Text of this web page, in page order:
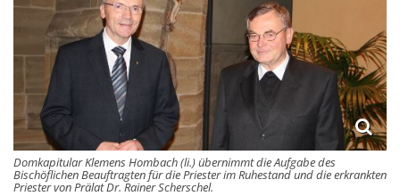
Domkapitular Klemens Hombach (li.) übernimmt die Aufgabe des
Bischöflichen Beauftragten für die Priester im Ruhestand und die erkrankten
Priester von Prälat Dr. Rainer Scherschel.